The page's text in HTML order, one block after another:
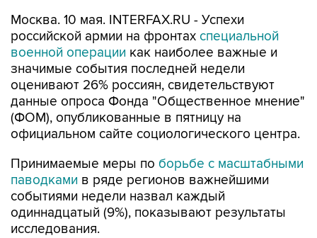
Москва. 10 мая. INTERFAX.RU - Успехи
российской армии на фронтах специальной
военной операции как наиболее важные и
значимые события последней недели
оценивают 26% россиян, свидетельствуют
данные опроса Фонда "Общественное мнение"
(ФОМ), опубликованные в пятницу на
официальном сайте социологического центра.
Принимаемые меры по борьбе с масштабными
паводками в ряде регионов важнейшими
событиями недели назвал каждый
одиннадцатый (9%), показывают результаты
исследования.